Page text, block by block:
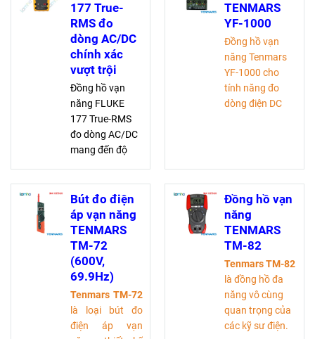
177 True-
RMS đo
dòng AC/DC
chính xác
vượt trội
Đồng hồ vạn
năng FLUKE
177 True-RMS
đo dòng AC/DC
mang đến độ
trội với khả
năng đo đa
dạng từ điện áp
đến điện dung.
Thiết kế nhỏ
gọn, đa năng,
an toàn, lý
tưởng cho kỹ
thuật viên
TENMARS
YF-1000
Đồng hồ vạn
năng Tenmars
YF-1000 cho
tính năng đo
dòng điện DC
1000V tuỳ dòng
điện. YF-1000
có nhiều tính
năng như đo
điện trở, kiểm
tra diode và đo
thông mạch với
âm báo. Là
đồng hồ giá
phải chăng của
Bút đo điện
áp vạn năng
TENMARS
TM-72
(600V,
69.9Hz)
Tenmars TM-72
là loại bút đo
điện áp vạn
Đồng hồ vạn
năng
TENMARS
TM-82
Tenmars TM-82
là đồng hồ đa
năng vô cùng
quan trọng của
các kỹ sư điện.